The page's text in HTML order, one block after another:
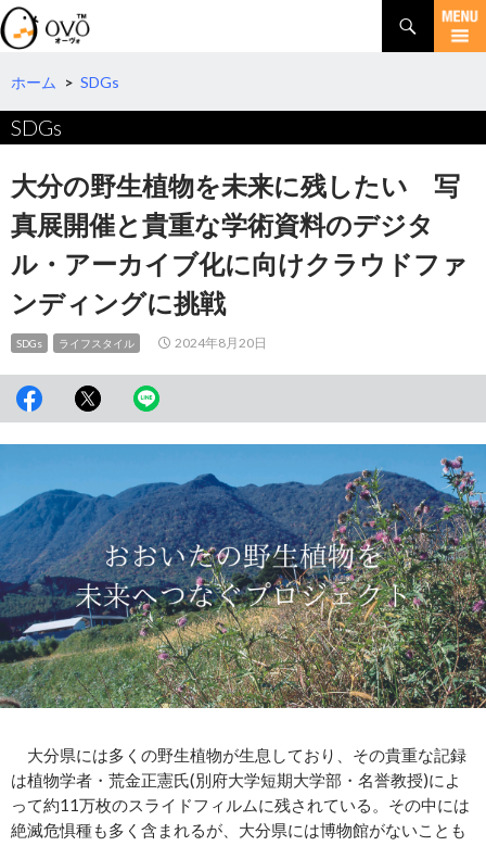
検
索
コ
テ
ツ
へ
動
ホーム > SDGs
SDGs
大分の野生植物を未来に残したい 写
真展開催と貴重な学術資料のデジタ
ル・アーカイブ化に向けクラウドファ
ンディングに挑戦
SDGs ライフスタイル 2024年8月20日
大分県には多くの野生植物が生息しており、その貴重な記録
は植物学者・荒金正憲氏(別府大学短期大学部・名誉教授)によ
って約11万枚のスライドフィルムに残されている。その中には
絶滅危惧種も多く含まれるが、大分県には博物館がないことも